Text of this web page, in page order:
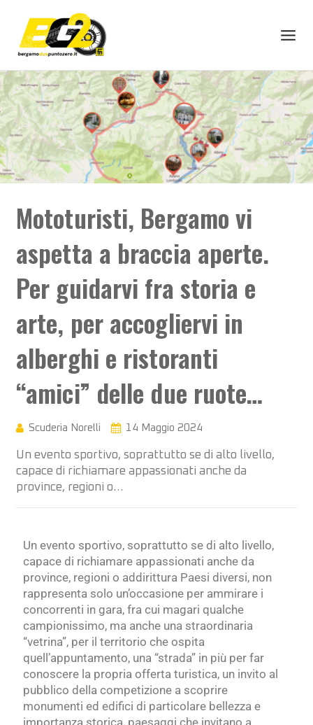
Mototuristi, Bergamo vi
aspetta a braccia aperte.
Per guidarvi fra storia e
arte, per accogliervi in
alberghi e ristoranti
“amici” delle due ruote…
Scuderia Norelli 14 Maggio 2024
Un evento sportivo, soprattutto se di alto livello,
capace di richiamare appassionati anche da
province, regioni o…
Un evento sportivo, soprattutto se di alto livello,
capace di richiamare appassionati anche da
province, regioni o addirittura Paesi diversi, non
rappresenta solo un’occasione per ammirare i
concorrenti in gara, fra cui magari qualche
campionissimo, ma anche una straordinaria
“vetrina”, per il territorio che ospita
quell’appuntamento, una “strada” in più per far
conoscere la propria offerta turistica, un invito al
pubblico della competizione a scoprire
monumenti ed edifici di particolare bellezza e